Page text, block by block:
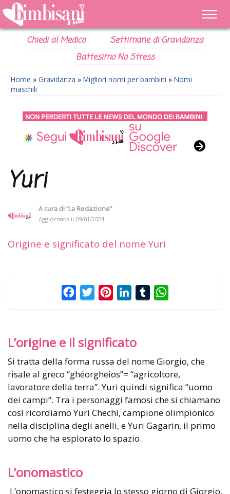
Chiedi al Medico
Settimane di Gravidanza
Battesimo No Stress
Home » Gravidanza » Migliori nomi per bambini » Nomi
maschili
Yuri
A cura di“La Redazione”
Aggiornato il 09/01/2024
Origine e significato del nome Yuri
FacebookTwitterPinterestLinkedInTumblr
L’origine e il significato
Si tratta della forma russa del nome Giorgio, che
risale al greco “ghéorgheios”= “agricoltore,
lavoratore della terra”. Yuri quindi significa “uomo
dei campi”. Tra i personaggi famosi che si chiamano
così ricordiamo Yuri Chechi, campione olimpionico
nella disciplina degli anelli, e Yuri Gagarin, il primo
uomo che ha esplorato lo spazio.
L’onomastico
L’onomastico si festeggia lo stesso giorno di Giorgio,